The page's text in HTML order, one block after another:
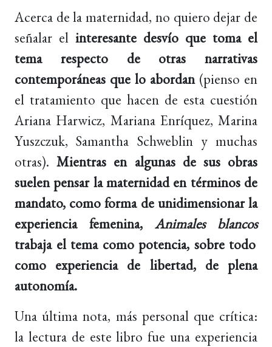
Acerca de la maternidad, no quiero dejar de
señalar el interesante desvío que toma el
tema respecto de otras narrativas
contemporáneas que lo abordan(pienso en
el tratamiento que hacen de esta cuestión
Ariana Harwicz, Mariana Enríquez, Marina
Yuszczuk, Samantha Schweblin y muchas
otras).Mientras en algunas de sus obras
suelen pensar la maternidad en términos de
mandato, como forma de unidimensionar la
experiencia femenina, Animales blancos
trabaja el tema como potencia, sobre todo
como experiencia de libertad, de plena
autonomía.
Una última nota, más personal que crítica:
la lectura de este libro fue una experiencia